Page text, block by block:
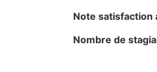
Note satisfaction
Nombre de